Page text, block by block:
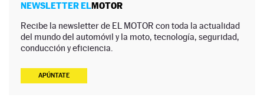
NEWSLETTER ELMOTOR
Recibe la newsletter de EL MOTOR con toda la actualidad
del mundo del automóvil y la moto, tecnología, seguridad,
conducción y eficiencia.
APÚNTATE